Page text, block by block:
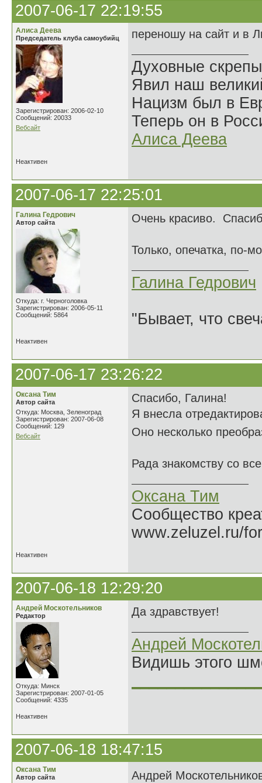
2007-06-17 22:19:55
Алиса Деева
Председатель клуба самоубийц
Зарегистрирован: 2006-02-10
Сообщений: 20033
Вебсайт
переношу на сайт и в
Духовные
Явил наш
Нацизм был в
Теперь он в
Алиса Деева
Неактивен
2007-06-17 22:25:01
Галина Гедрович
Автор сайта
Откуда: г. Черноголовка
Зарегистрирован: 2006-05-11
Сообщений: 5864
Очень красиво.
Только, опечатка, по-
Галина Гедрович
"Бывает, что
Неактивен
2007-06-17 23:26:22
Оксана Тим
Автор сайта
Откуда: Москва, Зеленоград
Зарегистрирован: 2007-06-08
Сообщений: 129
Вебсайт
Спасибо, Галина!
Я внесла
Оно несколько
Рада знакомству со
Оксана Тим
Сообщество
www.zeluzel.ru/
Неактивен
2007-06-18 12:29:20
Андрей Москотельников
Редактор
Откуда: Минск
Зарегистрирован: 2007-01-05
Сообщений: 4335
Да здравствует!
Андрей
Видишь этого
Неактивен
2007-06-18 18:47:15
Оксана Тим
Автор сайта
Андрей